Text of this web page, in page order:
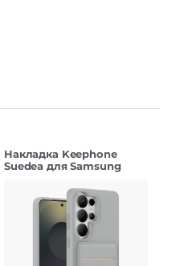
Накладка Keephone
Suedea для Samsung